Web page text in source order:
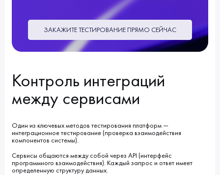
ЗАКАЖИТЕ ТЕСТИРОВАНИЕ ПРЯМО СЕЙЧАС
Контроль интеграций
между сервисами
Один из ключевых методов тестирования платформ —
интеграционное тестирование (проверка взаимодействия
компонентов системы).
Сервисы общаются между собой через API (интерфейс
программного взаимодействия). Каждый запрос и ответ имеет
определенную структуру данных.